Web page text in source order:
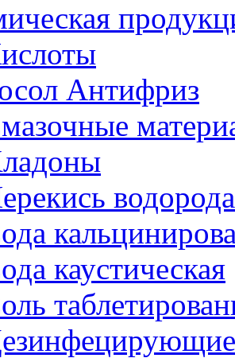
Антифриз
водорода
каустическая